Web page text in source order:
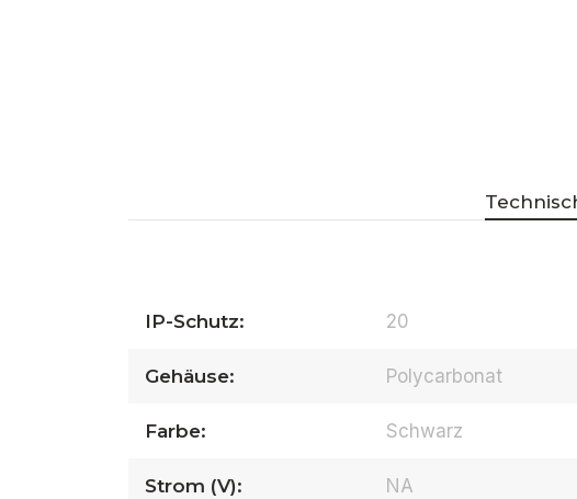
IP-Schutz: 20
Gehäuse: Polycarbonat
Farbe: Schwarz
Strom (V): NA